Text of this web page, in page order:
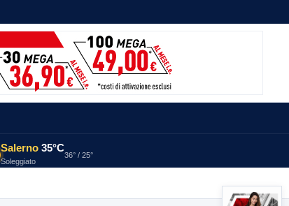
Salerno 35°C
Soleggiato
36° / 25°